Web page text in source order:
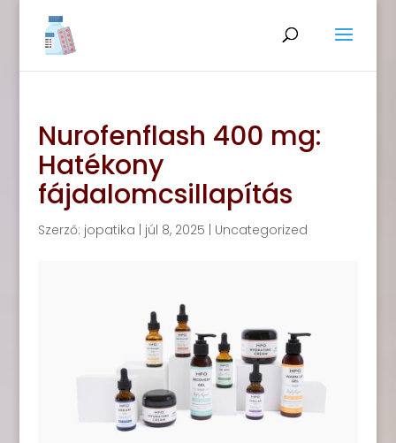
Nurofenflash 400 mg:
Hatékony
fájdalomcsillapítás
Szerző: jopatika júl 8, 2025 Uncategorized